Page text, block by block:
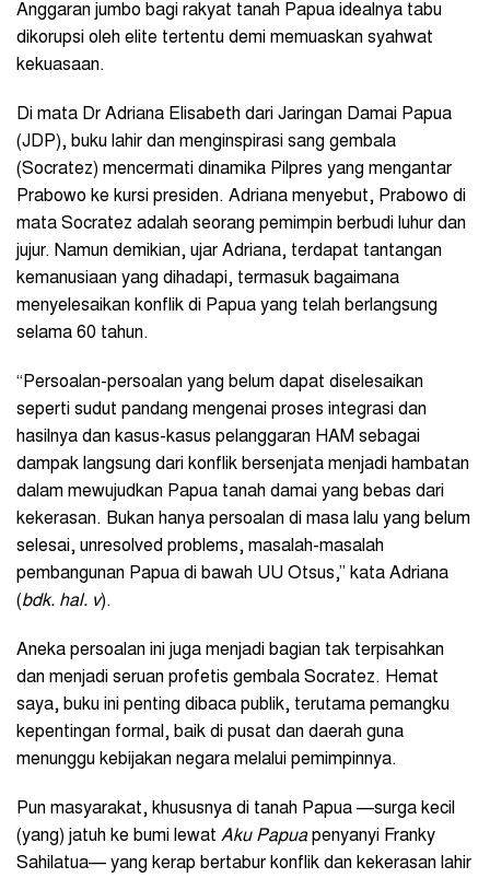
Anggaran jumbo bagi rakyat tanah Papua idealnya tabu
dikorupsi oleh elite tertentu demi memuaskan syahwat
kekuasaan.
Di mata Dr Adriana Elisabeth dari Jaringan Damai Papua
(JDP), buku lahir dan menginspirasi sang gembala
(Socratez) mencermati dinamika Pilpres yang mengantar
Prabowo ke kursi presiden. Adriana menyebut, Prabowo di
mata Socratez adalah seorang pemimpin berbudi luhur dan
jujur. Namun demikian, ujar Adriana, terdapat tantangan
kemanusiaan yang dihadapi, termasuk bagaimana
menyelesaikan konflik di Papua yang telah berlangsung
selama 60 tahun.
“Persoalan-persoalan yang belum dapat diselesaikan
seperti sudut pandang mengenai proses integrasi dan
hasilnya dan kasus-kasus pelanggaran HAM sebagai
dampak langsung dari konflik bersenjata menjadi hambatan
dalam mewujudkan Papua tanah damai yang bebas dari
kekerasan. Bukan hanya persoalan di masa lalu yang belum
selesai, unresolved problems, masalah-masalah
pembangunan Papua di bawah UU Otsus,” kata Adriana
(bdk. hal. v).
Aneka persoalan ini juga menjadi bagian tak terpisahkan
dan menjadi seruan profetis gembala Socratez. Hemat
saya, buku ini penting dibaca publik, terutama pemangku
kepentingan formal, baik di pusat dan daerah guna
menunggu kebijakan negara melalui pemimpinnya.
Pun masyarakat, khususnya di tanah Papua —surga kecil
(yang) jatuh ke bumi lewat Aku Papuapenyanyi Franky
Sahilatua— yang kerap bertabur konflik dan kekerasan lahir